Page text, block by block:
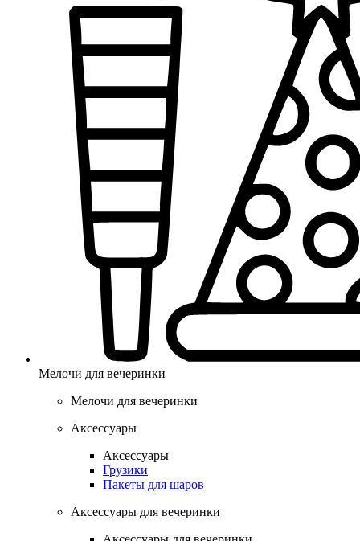
Мелочи для вечеринки
Мелочи для вечеринки
Аксессуары
Аксессуары
Грузики
Пакеты для шаров
Аксессуары для вечеринки